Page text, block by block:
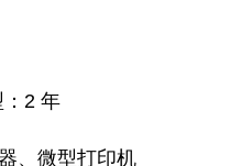
2 年
、微型打印机